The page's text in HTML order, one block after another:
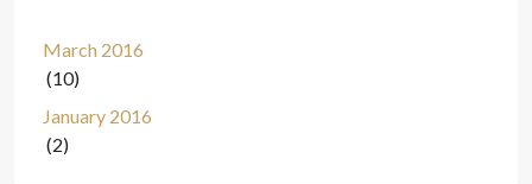
March 2016
(10)
January 2016
(2)